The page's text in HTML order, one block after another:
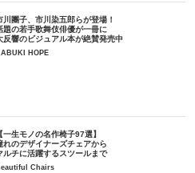
川團子、市川染五郎らが登場！
題の若手歌舞伎俳優が一冊に
反響のビジュアル本が絶賛発売中
HOPE
【一生モノの名作椅子97選】
れのデザイナーズチェアから
ルチに活躍するスツールまで
Chairs